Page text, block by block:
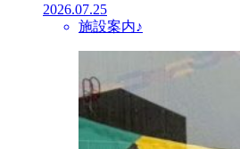
2026.07.25
施設案内♪